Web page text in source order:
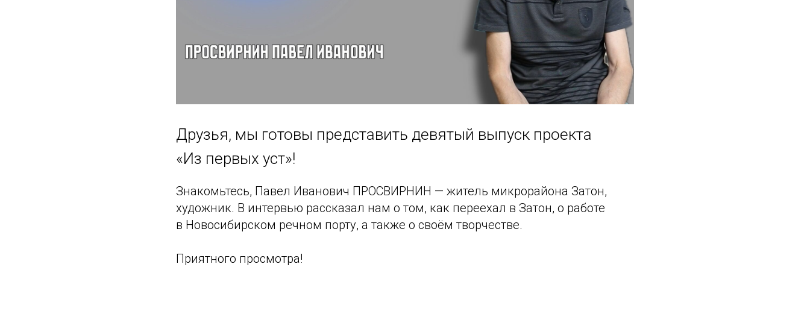
Друзья, мы готовы представить девятый выпуск проекта
«Из первых уст»!
Знакомьтесь, Павел Иванович ПРОСВИРНИН — житель микрорайона Затон,
художник. В интервью рассказал нам о том, как переехал в Затон, о работе
в Новосибирском речном порту, а также о своём творчестве.
Приятного просмотра!